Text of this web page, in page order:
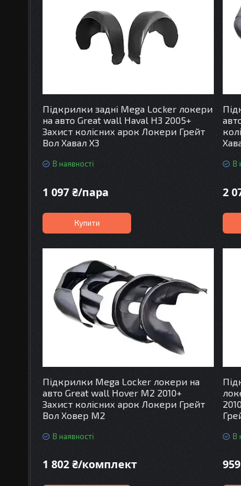
Підкрилки задні Mega Locker локери
на авто Great wall Haval H3 2005+
Захист колісних арок Локери Грейт
Вол Хавал Х3
В наявності
1 097 ₴/пара
Купити
В
2
Підкрилки Mega Locker локери на
авто Great wall Hover M2 2010+
Захист колісних арок Локери Грейт
Вол Ховер М2
В наявності
1 802 ₴/комплект
В